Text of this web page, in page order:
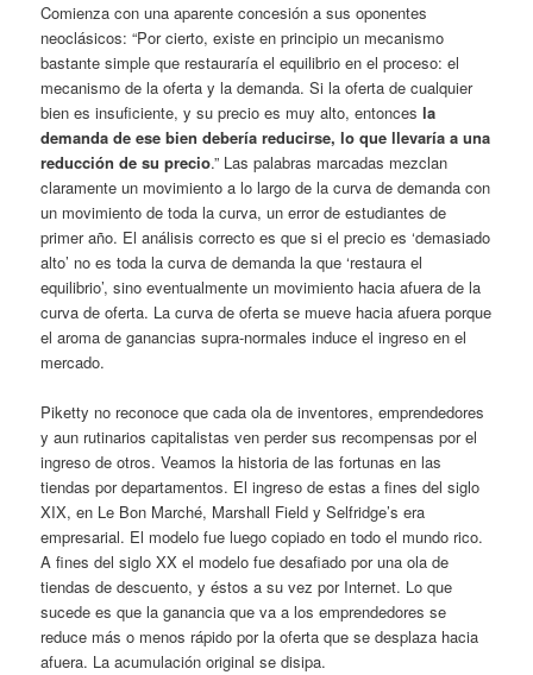
Comienza con una aparente concesión a sus oponentes
neoclásicos: “Por cierto, existe en principio un mecanismo
bastante simple que restauraría el equilibrio en el proceso: el
mecanismo de la oferta y la demanda. Si la oferta de cualquier
bien es insuficiente, y su precio es muy alto, entoncesla
demanda de ese bien debería reducirse, lo que llevaría a una
reducción de su precio.” Las palabras marcadas mezclan
claramente un movimiento a lo largo de la curva de demanda con
un movimiento de toda la curva, un error de estudiantes de
primer año. El análisis correcto es que si el precio es ‘demasiado
alto’ no es toda la curva de demanda la que ‘restaura el
equilibrio’, sino eventualmente un movimiento hacia afuera de la
curva de oferta. La curva de oferta se mueve hacia afuera porque
el aroma de ganancias supra-normales induce el ingreso en el
mercado.
Piketty no reconoce que cada ola de inventores, emprendedores
y aun rutinarios capitalistas ven perder sus recompensas por el
ingreso de otros. Veamos la historia de las fortunas en las
tiendas por departamentos. El ingreso de estas a fines del siglo
XIX, en Le Bon Marché, Marshall Field y Selfridge’s era
empresarial. El modelo fue luego copiado en todo el mundo rico.
A fines del siglo XX el modelo fue desafiado por una ola de
tiendas de descuento, y éstos a su vez por Internet. Lo que
sucede es que la ganancia que va a los emprendedores se
reduce más o menos rápido por la oferta que se desplaza hacia
afuera. La acumulación original se disipa.